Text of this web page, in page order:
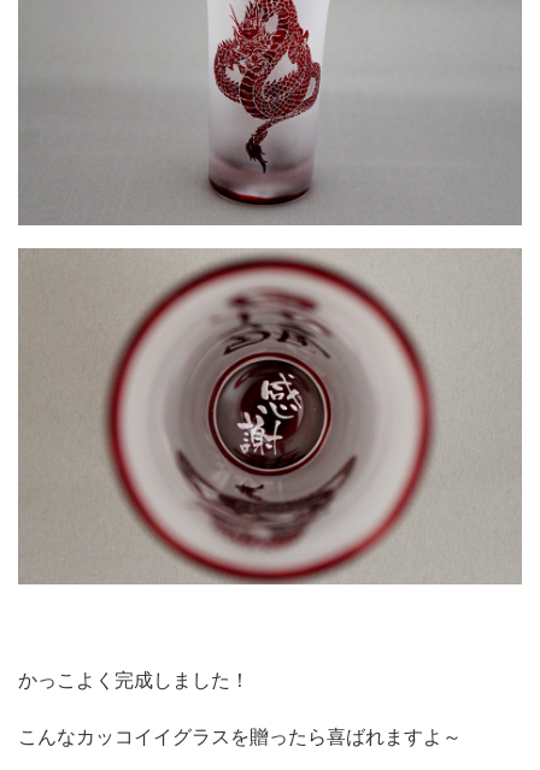
かっこよく完成しました！
こんなカッコイイグラスを贈ったら喜ばれますよ～